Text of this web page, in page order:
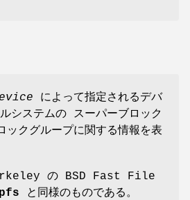
によって指定されるデバ
システムの スーパーブロック
ックグループに関する情報を表
の BSD Fast File
と同様のものである。